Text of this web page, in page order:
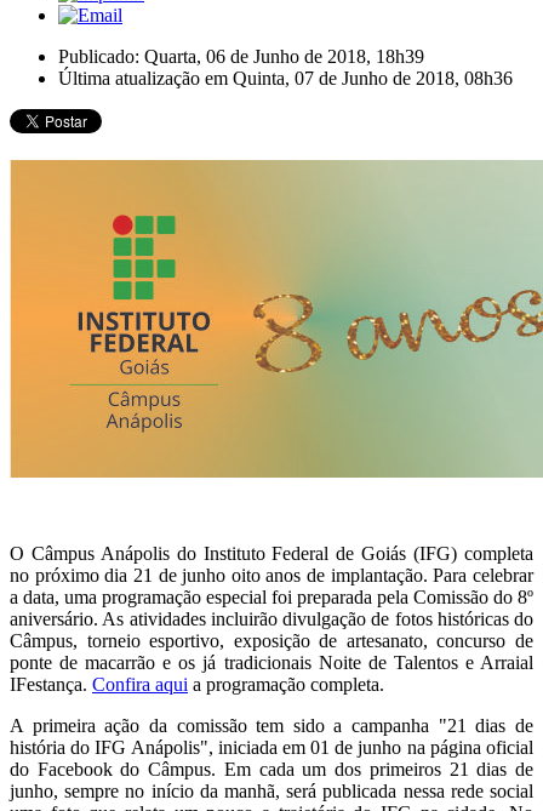
Publicado: Quarta, 06 de Junho de 2018, 18h39
Última atualização em Quinta, 07 de Junho de 2018, 08h36
O Câmpus Anápolis do Instituto Federal de Goiás (IFG) completa
no próximo dia 21 de junho oito anos de implantação. Para celebrar
a data, uma programação especial foi preparada pela Comissão do 8º
aniversário. As atividades incluirão divulgação de fotos históricas do
Câmpus, torneio esportivo, exposição de artesanato, concurso de
ponte de macarrão e os já tradicionais Noite de Talentos e Arraial
IFestança. Confira aqui a programação completa.
A primeira ação da comissão tem sido a campanha "21 dias de
história do IFG Anápolis", iniciada em 01 de junho na página oficial
do Facebook do Câmpus. Em cada um dos primeiros 21 dias de
junho, sempre no início da manhã, será publicada nessa rede social